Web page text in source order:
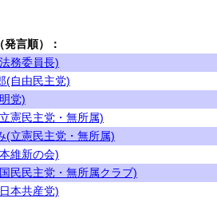
言順）：
務委員長)
(自由民主党)
党)
憲民主党・無所属)
(立憲民主党・無所属)
維新の会)
民民主党・無所属クラブ)
本共産党)